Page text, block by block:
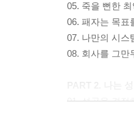
05. 죽을 뻔한
06. 패자는 목표
07. 나만의 시스
08. 회사를 그만
01. 성공을 결정